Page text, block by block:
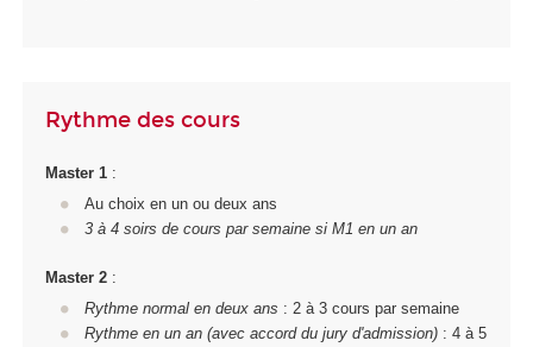
Rythme des cours
Master 1 :
Au choix en un ou deux ans
3 à 4 soirs de cours par semaine si M1 en un an
Master 2 :
Rythme normal en deux ans : 2 à 3 cours par semaine
Rythme en un an (avec accord du jury d'admission): 4 à 5